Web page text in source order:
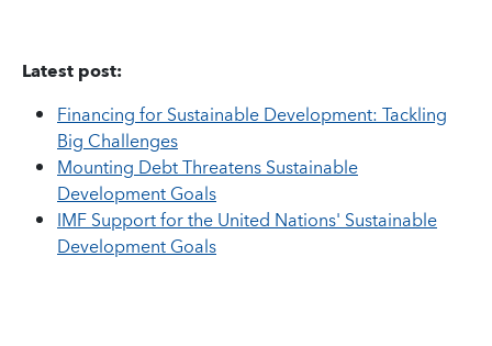
Latest post:
Financing for Sustainable Development: Tackling
Big Challenges
Mounting Debt Threatens Sustainable
Development Goals
IMF Support for the United Nations' Sustainable
Development Goals